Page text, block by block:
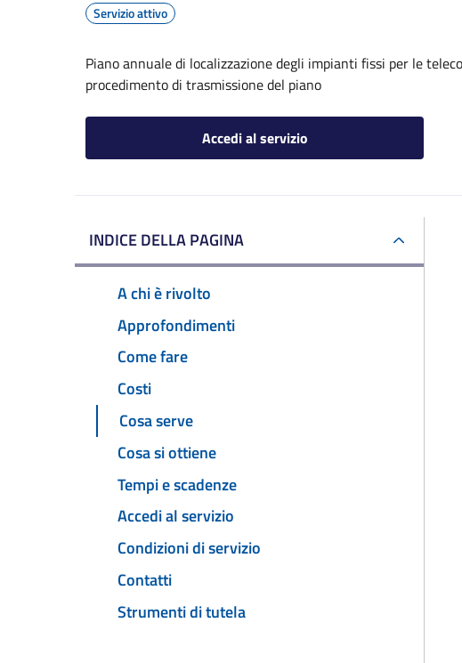
Servizio attivo
Piano annuale di localizzazione degli impianti fissi per le
procedimento di trasmissione del piano
Accedi al servizio
INDICE DELLA PAGINA
A chi è rivolto
Approfondimenti
Come fare
Costi
Cosa serve
Cosa si ottiene
Tempi e scadenze
Accedi al servizio
Condizioni di servizio
Contatti
Strumenti di tutela